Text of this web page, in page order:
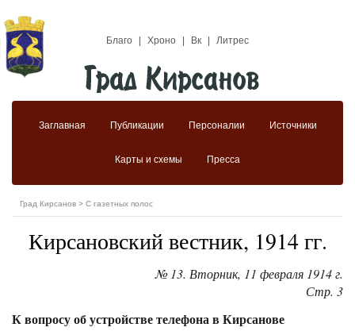
Благо Хроно Вк Литрес
Заглавная Публикации Персоналии Источники
Карты и схемы Пресса
Град Кирсанов > C газетных полос
Кирсановский вестник, 1914 гг.
№ 13. Вторник, 11 февраля 1914 г.
Стр. 3
К вопросу об устройстве телефона в Кирсанове